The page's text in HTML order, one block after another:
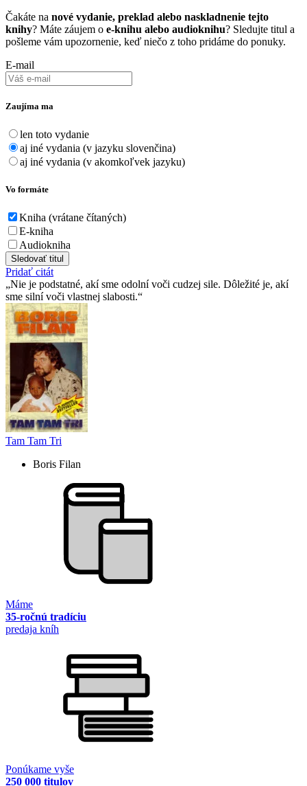
Čakáte na nové vydanie, preklad alebo naskladnenie tejto
knihy? Máte záujem o e-knihu alebo audioknihu? Sledujte titul a
pošleme vám upozornenie, keď niečo z toho pridáme do ponuky.
E-mail
Zaujíma ma
len toto vydanie
aj iné vydania (v jazyku slovenčina)
aj iné vydania (v akomkoľvek jazyku)
Vo formáte
Kniha (vrátane čítaných)
E-kniha
Audiokniha
Sledovať titul
Pridať citát
Nie je podstatné, akí sme odolní voči cudzej sile. Dôležité je, akí
sme silní voči vlastnej slabosti.
Tam Tam Tri
Boris Filan
Máme
35-ročnú tradíciu
predaja kníh
Ponúkame vyše
250 000 titulov